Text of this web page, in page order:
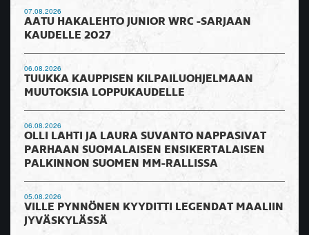
07.08.2026
AATU HAKALEHTO JUNIOR WRC -SARJAAN
KAUDELLE 2027
06.08.2026
TUUKKA KAUPPISEN KILPAILUOHJELMAAN
MUUTOKSIA LOPPUKAUDELLE
06.08.2026
OLLI LAHTI JA LAURA SUVANTO NAPPASIVAT
PARHAAN SUOMALAISEN ENSIKERTALAISEN
PALKINNON SUOMEN MM-RALLISSA
05.08.2026
VILLE PYNNÖNEN KYYDITTI LEGENDAT MAALIIN
JYVÄSKYLÄSSÄ